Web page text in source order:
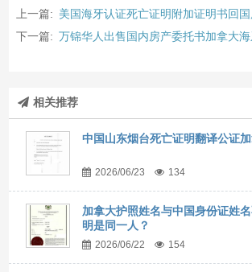
上一篇: 美国海牙认证死亡证明附加证明书回国
下一篇: 万锦华人出售国内房产委托书加拿大
相关推荐
中国山东烟台死亡证明翻译公证
2026/06/23 134
加拿大护照姓名与中国身份证姓
明是同一人？
2026/06/22 154